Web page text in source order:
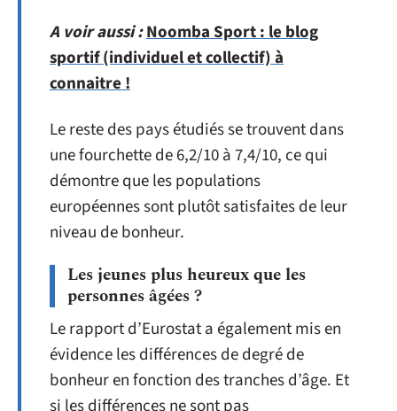
A voir aussi :Noomba Sport : le blog
sportif (individuel et collectif) à
connaitre !
Le reste des pays étudiés se trouvent dans
une fourchette de 6,2/10 à 7,4/10, ce qui
démontre que les populations
européennes sont plutôt satisfaites de leur
niveau de bonheur.
Les jeunes plus heureux que les
personnes âgées ?
Le rapport d’Eurostat a également mis en
évidence les différences de degré de
bonheur en fonction des tranches d’âge. Et
si les différences ne sont pas